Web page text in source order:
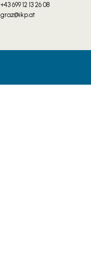
+43 699 12 13 26 08
graz@ikp.at